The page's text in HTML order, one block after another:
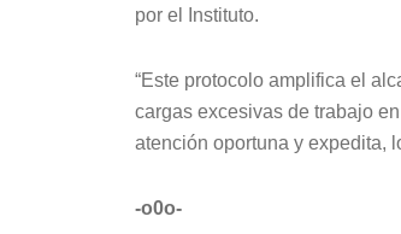
por el Instituto.
“Este protocolo amplifica el
cargas excesivas de trabajo
atención oportuna y expedita,
-o0o-